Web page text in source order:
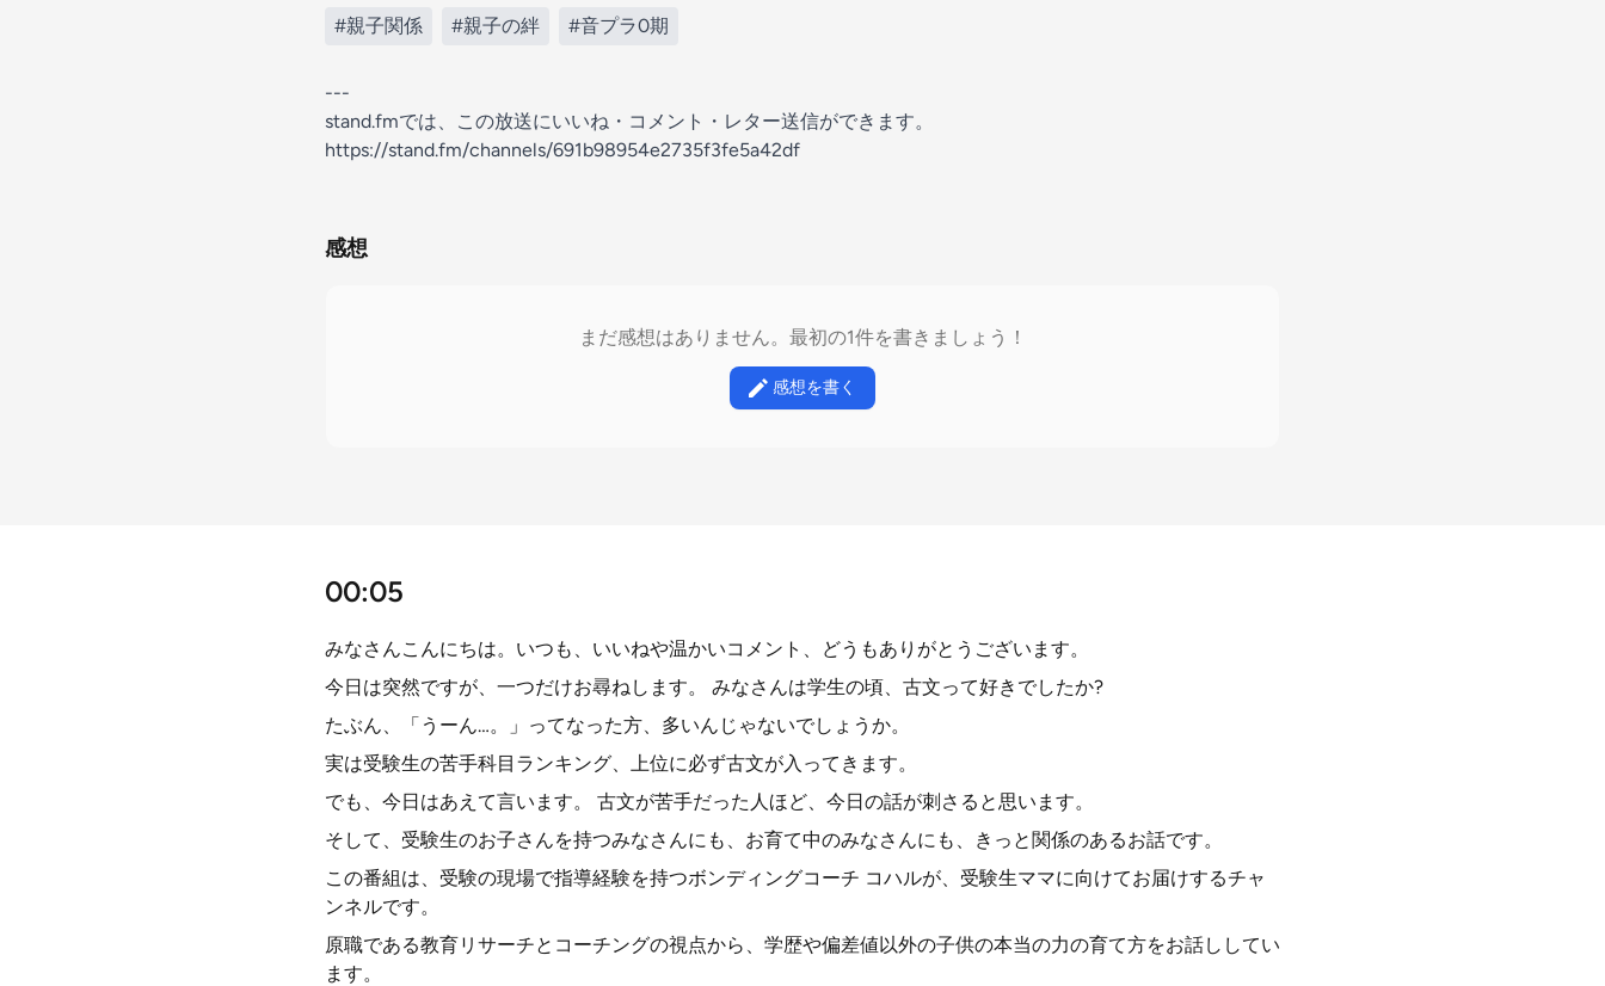
#親子関係 #親子の絆 #音プラ0期
---
stand.fmでは、この放送にいいね・コメント・レター送信ができます。
https://stand.fm/channels/691b98954e2735f3fe5a42df
感想
まだ感想はありません。最初の1件を書きましょう！
感想を書く
00:05
みなさんこんにちは。いつも、いいねや温かいコメント、どうもありがとうございます。
今日は突然ですが、一つだけお尋ねします。 みなさんは学生の頃、古文って好きでしたか?
たぶん、「うーん…。」ってなった方、多いんじゃないでしょうか。
実は受験生の苦手科目ランキング、上位に必ず古文が入ってきます。
でも、今日はあえて言います。 古文が苦手だった人ほど、今日の話が刺さると思います。
そして、受験生のお子さんを持つみなさんにも、お育て中のみなさんにも、きっと関係のあるお話です。
この番組は、受験の現場で指導経験を持つボンディングコーチ コハルが、受験生ママに向けてお届けするチャ
ンネルです。
原職である教育リサーチとコーチングの視点から、学歴や偏差値以外の子供の本当の力の育て方をお話ししてい
ます。